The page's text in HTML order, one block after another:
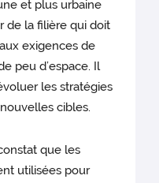
et plus urbaine
de la filière qui doit
exigences de
peu d’espace. Il
les stratégies
cibles.
que les
utilisées pour